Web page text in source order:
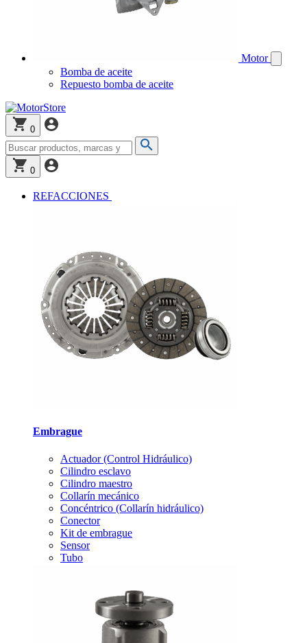
Motor
Bomba de aceite
Repuesto bomba de aceite
0
0
REFACCIONES
Embrague
Actuador (Control Hidráulico)
Cilindro esclavo
Cilindro maestro
Collarín mecánico
Concéntrico (Collarín hidráulico)
Conector
Kit de embrague
Sensor
Tubo